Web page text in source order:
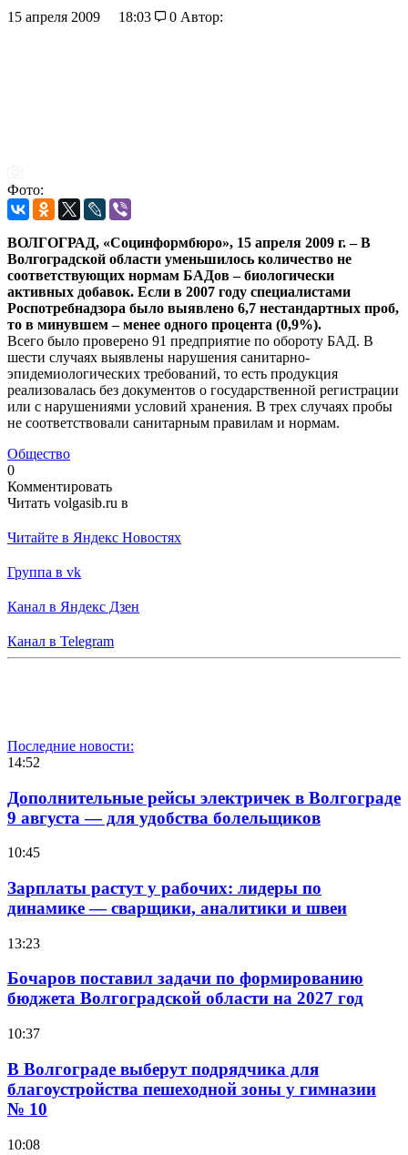
15 апреля 2009 18:03 0 Автор:
Фото:
ВОЛГОГРАД, «Социнформбюро», 15 апреля 2009 г. – В
Волгоградской области уменьшилось количество не
соответствующих нормам БАДов – биологически
активных добавок. Если в 2007 году специалистами
Роспотребнадзора было выявлено 6,7 нестандартных проб,
то в минувшем – менее одного процента (0,9%).
Всего было проверено 91 предприятие по обороту БАД. В
шести случаях выявлены нарушения санитарно-
эпидемиологических требований, то есть продукция
реализовалась без документов о государственной регистрации
или с нарушениями условий хранения. В трех случаях пробы
не соответствовали санитарным правилам и нормам.
Общество
0
Комментировать
Читать volgasib.ru в
Читайте в Яндекс Новостях
Группа в vk
Канал в Яндекс Дзен
Канал в Telegram
Последние новости:
14:52
Дополнительные рейсы электричек в Волгограде
9 августа — для удобства болельщиков
10:45
Зарплаты растут у рабочих: лидеры по
динамике — сварщики, аналитики и швеи
13:23
Бочаров поставил задачи по формированию
бюджета Волгоградской области на 2027 год
10:37
В Волгограде выберут подрядчика для
благоустройства пешеходной зоны у гимназии
№ 10
10:08